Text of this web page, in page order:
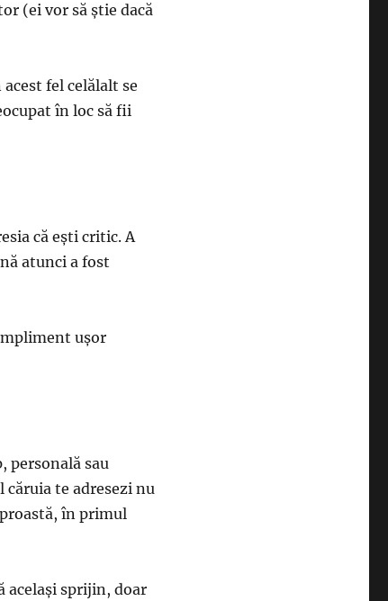
(ei vor să știe dacă
fel celălalt se
în loc să fii
că ești critic. A
atunci a fost
ușor
personală sau
te adresezi nu
proastă, în primul
același sprijin, doar